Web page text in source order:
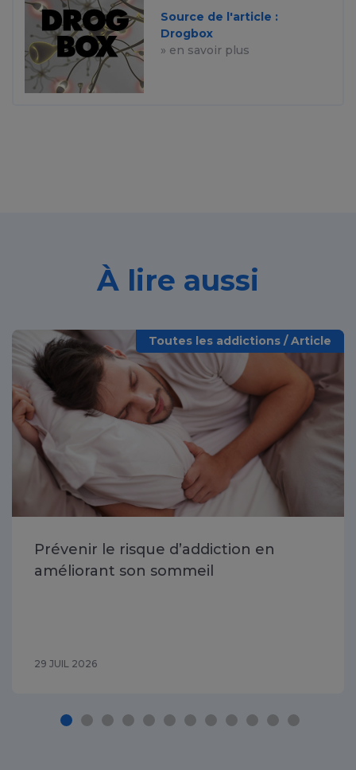
Source de l'article :
Drogbox
» en savoir plus
À lire aussi
Toutes les addictions / Article
Prévenir le risque d’addiction en
améliorant son sommeil
29 JUIL 2026